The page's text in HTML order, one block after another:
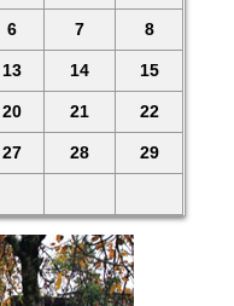
6 7 8
13 14 15
20 21 22
27 28 29